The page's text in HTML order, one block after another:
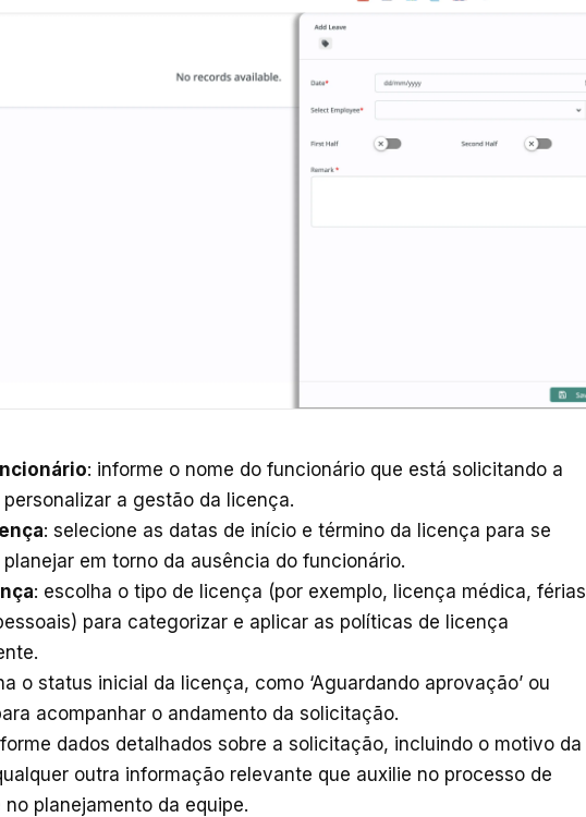
: informe o nome do funcionário que está solicitando a
a gestão da licença.
: selecione as datas de início e término da licença para se
em torno da ausência do funcionário.
: escolha o tipo de licença (por exemplo, licença médica, férias
para categorizar e aplicar as políticas de licença
o status inicial da licença, como ‘Aguardando aprovação’ ou
acompanhar o andamento da solicitação.
dados detalhados sobre a solicitação, incluindo o motivo da
outra informação relevante que auxilie no processo de
planejamento da equipe.